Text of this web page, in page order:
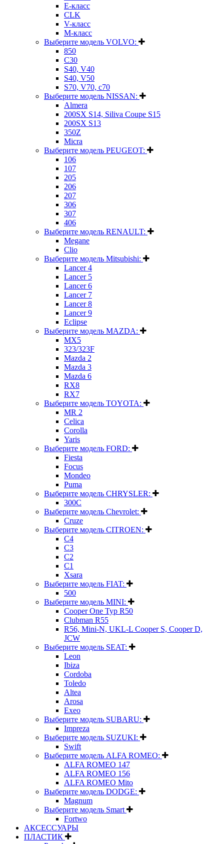
E-класс
CLK
V-класс
M-класс
Выберите модель VOLVO:
850
C30
S40, V40
S40, V50
S70, V70, c70
Выберите модель NISSAN:
Almera
200SX S14, Siliva Coupe S15
200SX S13
350Z
Micra
Выберите модель PEUGEOT:
106
107
205
206
207
306
307
406
Выберите модель RENAULT:
Megane
Clio
Выберите модель Mitsubishi:
Lancer 4
Lancer 5
Lancer 6
Lancer 7
Lancer 8
Lancer 9
Eclipse
Выберите модель MAZDA:
MX5
323/323F
Mazda 2
Mazda 3
Mazda 6
RX8
RX7
Выберите модель TOYOTA:
MR 2
Celica
Corolla
Yaris
Выберите модель FORD:
Fiesta
Focus
Mondeo
Puma
Выберите модель CHRYSLER:
300C
Выберите модель Chevrolet:
Cruze
Выберите модель CITROEN:
C4
C3
C2
C1
Xsara
Выберите модель FIAT:
500
Выберите модель MINI:
Cooper One Typ R50
Clubman R55
R56, Mini-N, UKL-L Cooper S, Cooper D,
JCW
Выберите модель SEAT:
Leon
Ibiza
Cordoba
Toledo
Altea
Arosa
Exeo
Выберите модель SUBARU:
Impreza
Выберите модель SUZUKI:
Swift
Выберите модель ALFA ROMEO:
ALFA ROMEO 147
ALFA ROMEO 156
ALFA ROMEO Mito
Выберите модель DODGE:
Magnum
Выберите модель Smart
Fortwo
АКСЕССУАРЫ
ПЛАСТИК